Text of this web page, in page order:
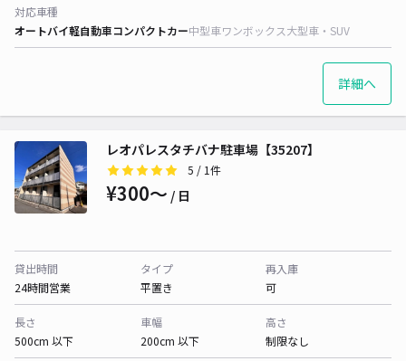
対応車種
オートバイ軽自動車コンパクトカー中型車ワンボックス大型車・SUV
詳細へ
レオパレスタチバナ駐車場【35207】
5 / 1件
¥300〜 / 日
貸出時間
24時間営業
タイプ
平置き
再入庫
可
長さ
500cm 以下
車幅
200cm 以下
高さ
制限なし